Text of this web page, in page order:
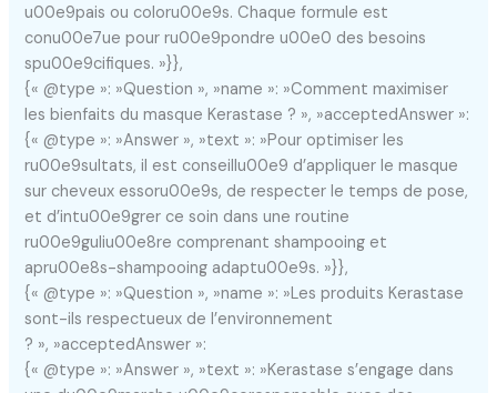
u00e9pais ou coloru00e9s. Chaque formule est
conu00e7ue pour ru00e9pondre u00e0 des besoins
spu00e9cifiques. »}},
{« @type »: »Question », »name »: »Comment maximiser
les bienfaits du masque Kerastase ? », »acceptedAnswer »:
{« @type »: »Answer », »text »: »Pour optimiser les
ru00e9sultats, il est conseillu00e9 d’appliquer le masque
sur cheveux essoru00e9s, de respecter le temps de pose,
et d’intu00e9grer ce soin dans une routine
ru00e9guliu00e8re comprenant shampooing et
apru00e8s-shampooing adaptu00e9s. »}},
{« @type »: »Question », »name »: »Les produits Kerastase
sont-ils respectueux de l’environnement
? », »acceptedAnswer »:
{« @type »: »Answer », »text »: »Kerastase s’engage dans